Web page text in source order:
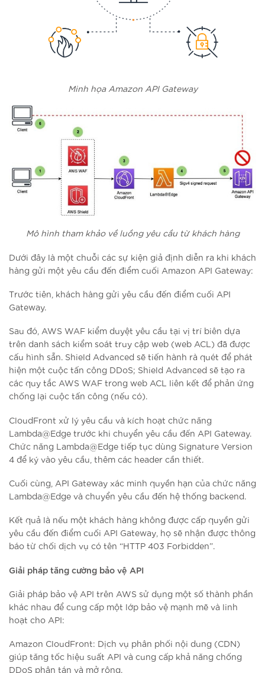
Minh họa Amazon API Gateway
Mô hình tham khảo về luồng yêu cầu từ khách hàng
Dưới đây là một chuỗi các sự kiện giả định diễn ra khi khách
hàng gửi một yêu cầu đến điểm cuối Amazon API Gateway:
Trước tiên, khách hàng gửi yêu cầu đến điểm cuối API
Gateway.
Sau đó, AWS WAF kiểm duyệt yêu cầu tại vị trí biên dựa
trên danh sách kiểm soát truy cập web (web ACL) đã được
cấu hình sẵn. Shield Advanced sẽ tiến hành rà quét để phát
hiện một cuộc tấn công DDoS; Shield Advanced sẽ tạo ra
các quy tắc AWS WAF trong web ACL liên kết để phản ứng
chống lại cuộc tấn công (nếu có).
CloudFront xử lý yêu cầu và kích hoạt chức năng
Lambda@Edge trước khi chuyển yêu cầu đến API Gateway.
Chức năng Lambda@Edge tiếp tục dùng Signature Version
4 để ký vào yêu cầu, thêm các header cần thiết.
Cuối cùng, API Gateway xác minh quyền hạn của chức năng
Lambda@Edge và chuyển yêu cầu đến hệ thống backend.
Kết quả là nếu một khách hàng không được cấp quyền gửi
yêu cầu đến điểm cuối API Gateway, họ sẽ nhận được thông
báo từ chối dịch vụ có tên “HTTP 403 Forbidden”.
Giải pháp tăng cường bảo vệ API
Giải pháp bảo vệ API trên AWS sử dụng một số thành phần
khác nhau để cung cấp một lớp bảo vệ mạnh mẽ và linh
hoạt cho API:
Amazon CloudFront: Dịch vụ phân phối nội dung (CDN)
giúp tăng tốc hiệu suất API và cung cấp khả năng chống
DDoS phân tán và mở rộng.